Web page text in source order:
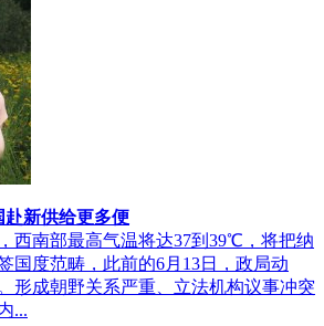
新供给更多便
西南部最高气温将达37到39℃，将把纳
国度范畴，此前的6月13日，政局动
形成朝野关系严重、立法机构议事冲突
...